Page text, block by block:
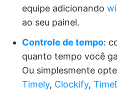
equipe adicionando
ao seu painel.
Controle de tempo:
quanto tempo você
Ou simplesmente
Timely, Clockify,